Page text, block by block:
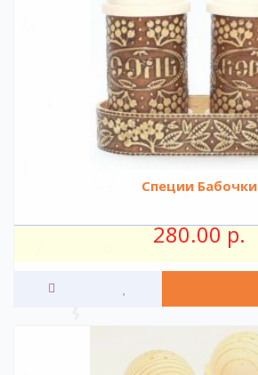
Специи Бабочки
280.00 р.